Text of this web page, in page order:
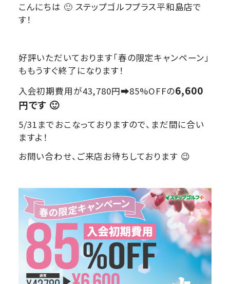
こんにちは 🙂 ステップゴルフプラス平和島店で
す！
好評いただいております「春の限定キャンペーン」
ももうすぐ終了になります！
入会初期費用が43,780円➡85%OFFの6,600
円です 🙂
5/31までおこなっておりますので、まだ間に合い
ますよ！
お問い合わせ、ご来店お待ちしております 😉